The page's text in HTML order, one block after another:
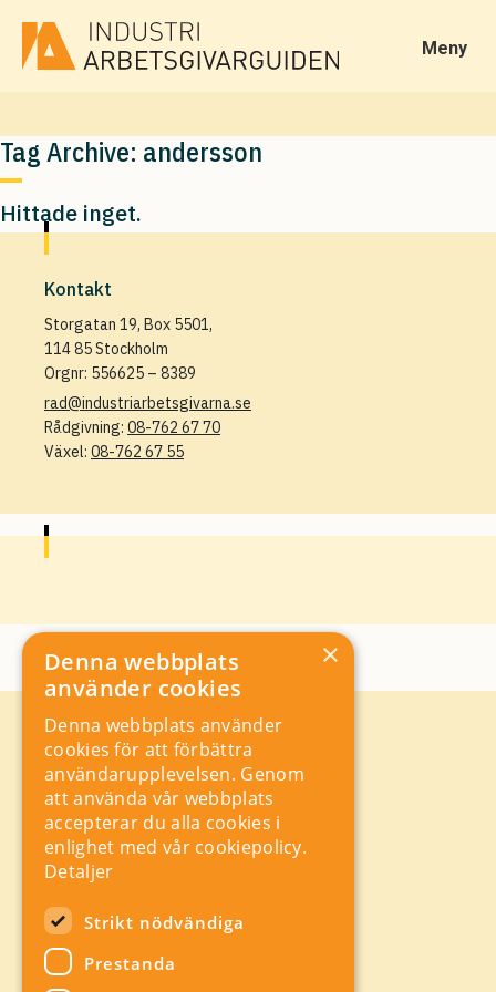
Meny
Tag Archive: andersson
Hittade inget.
Kontakt
Storgatan 19, Box 5501,
114 85 Stockholm
Orgnr: 556625 – 8389
rad@industriarbetsgivarna.se
Rådgivning: 08-762 67 70
Växel: 08-762 67 55
Kontakt
Storgatan 19, Box 5501,
114 85 Stockholm
Orgnr: 556625 – 8389
rad@industriarbetsgivarna.se
Rådgivning:08-762 67 70
Växel:08-762 67 55
Hitta snabbt
A-Ö
×
Denna webbplats
använder cookies
Denna webbplats använder
cookies för att förbättra
användarupplevelsen. Genom
att använda vår webbplats
accepterar du alla cookies i
enlighet med vår cookiepolicy.
Detaljer
Strikt nödvändiga
Prestanda